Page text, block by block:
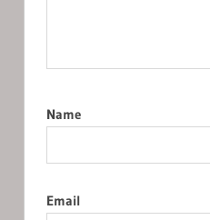
Name
Email